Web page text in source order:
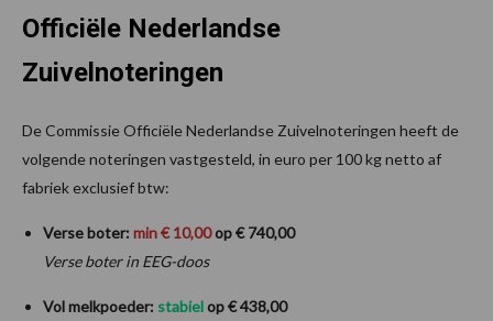
Officiële Nederlandse
Zuivelnoteringen
De Commissie Officiële Nederlandse Zuivelnoteringen heeft de
volgende noteringen vastgesteld, in euro per 100 kg netto af
fabriek exclusief btw:
Verse boter: min € 10,00op € 740,00
Verse boter in EEG-doos
Vol melkpoeder: stabielop € 438,00